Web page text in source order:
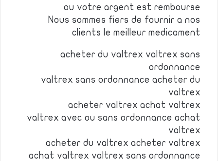
ou votre argent est rembourse
Nous sommes fiers de fournir a nos
clients le meilleur medicament
acheter du valtrex valtrex sans
ordonnance
valtrex sans ordonnance acheter du
valtrex
acheter valtrex achat valtrex
valtrex avec ou sans ordonnance achat
valtrex
acheter du valtrex acheter valtrex
achat valtrex valtrex sans ordonnance